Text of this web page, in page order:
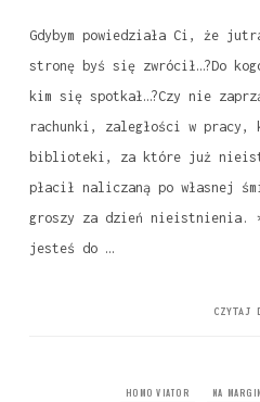
Gdybym powiedziała Ci, że
stronę byś się zwrócił…?Do
kim się spotkał…?Czy nie
rachunki, zaległości w pracy,
biblioteki, za które już
płacił naliczaną po własnej
groszy za dzień nieistnienia.
jesteś do …
CZYTAJ
HOMO VIATOR NA